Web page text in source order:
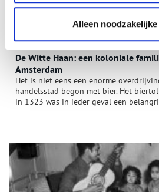
Alleen
De Witte Haan: een koloniale
Amsterdam
Het is niet eens een enorme
handelsstad begon met bier. Het
in 1323 was in ieder geval een
formaat. Want al snel werd de export
het ging lonen toch bier te brouwen in
afzetmarkt was immers gegarandeerd
haven. Een goed voorbeeld van een
voor de export werkte was brouwerij